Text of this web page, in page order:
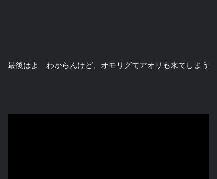
最後はよーわからんけど、オモリグでアオリも来てしまう